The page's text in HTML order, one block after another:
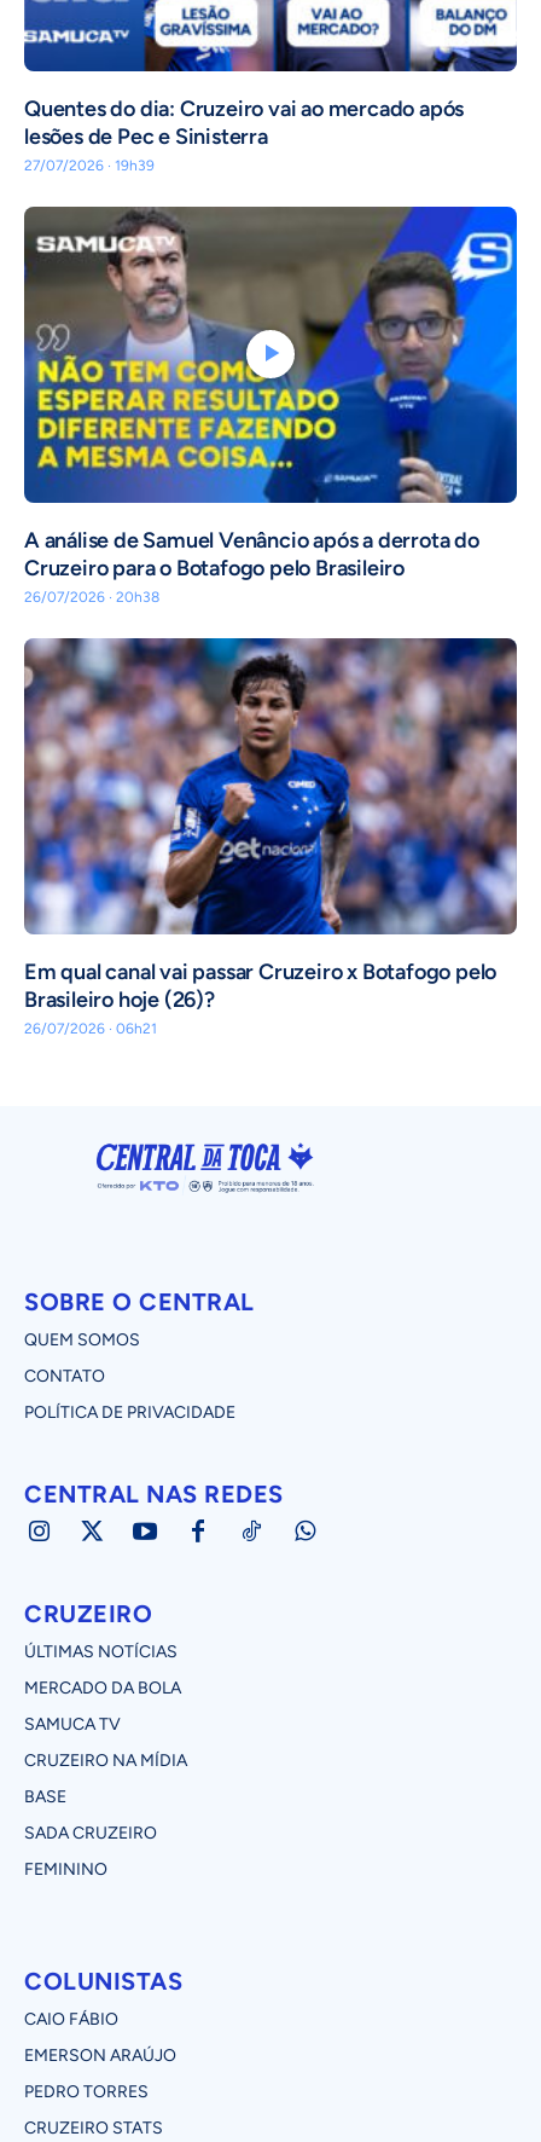
Quentes do dia: Cruzeiro vai ao mercado após
lesões de Pec e Sinisterra
27/07/2026 · 19h39
A análise de Samuel Venâncio após a derrota do
Cruzeiro para o Botafogo pelo Brasileiro
26/07/2026 · 20h38
Em qual canal vai passar Cruzeiro x Botafogo pelo
Brasileiro hoje (26)?
26/07/2026 · 06h21
SOBRE O CENTRAL
QUEM SOMOS
CONTATO
POLÍTICA DE PRIVACIDADE
CENTRAL NAS REDES
CRUZEIRO
ÚLTIMAS NOTÍCIAS
MERCADO DA BOLA
SAMUCA TV
CRUZEIRO NA MÍDIA
BASE
SADA CRUZEIRO
FEMININO
COLUNISTAS
CAIO FÁBIO
EMERSON ARAÚJO
PEDRO TORRES
CRUZEIRO STATS